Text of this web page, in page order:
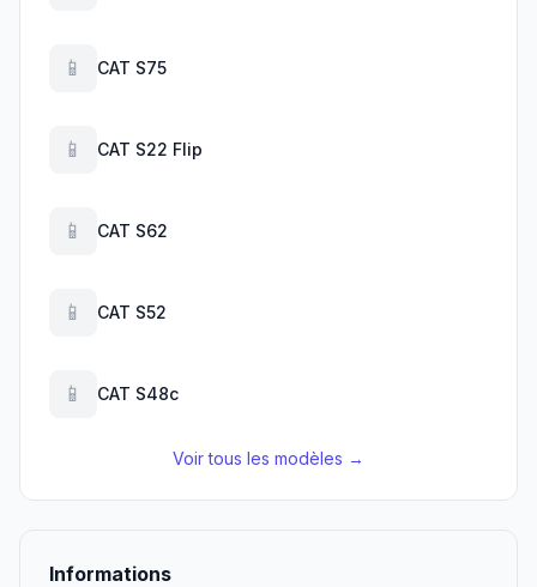
📱 CAT S75
📱 CAT S22 Flip
📱 CAT S62
📱 CAT S52
📱 CAT S48c
Voir tous les modèles →
Informations